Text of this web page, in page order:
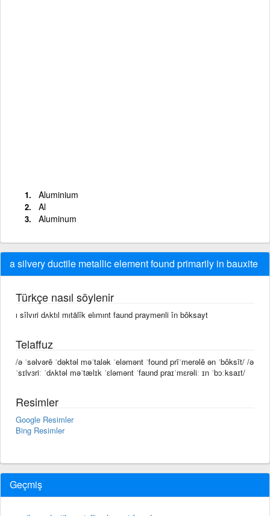
Aluminium
Al
Aluminum
a silvery ductile metallic element found primarily in bauxite
Türkçe nasıl söylenir
ı sîlvıri dʌktıl mıtälîk elımınt faund praymerıli în bôksayt
Telaffuz
/ə ˈsəlvərē ˈdəktəl məˈtalək ˈeləmənt ˈfound prīˈmerəlē ən ˈbôksīt/ /ə
ˈsɪlvɜriː ˈdʌktəl məˈtælɪk ˈɛləmənt ˈfaʊnd praɪˈmɛrəliː ɪn ˈbɔːksaɪt/
Resimler
Google Resimler
Bing Resimler
Geçmiş